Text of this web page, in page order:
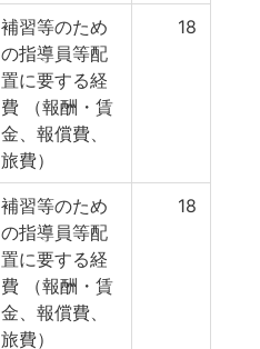
補習等のため
の指導員等配
置に要する経
費 （報酬・賃
金、報償費、
旅費）
18
補習等のため
の指導員等配
置に要する経
費 （報酬・賃
金、報償費、
旅費）
18